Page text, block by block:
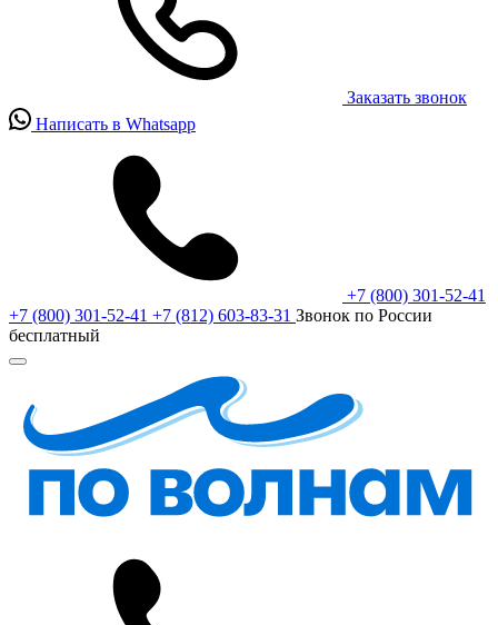
Заказать звонок
Написать в Whatsapp
+7 (800) 301-52-41
+7 (800) 301-52-41 +7 (812) 603-83-31 Звонок по России
бесплатный